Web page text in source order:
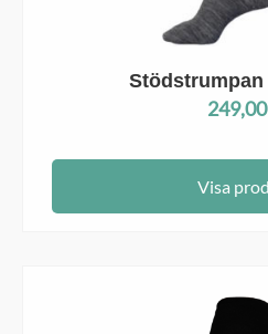
Stödstrumpan
249,00
Visa